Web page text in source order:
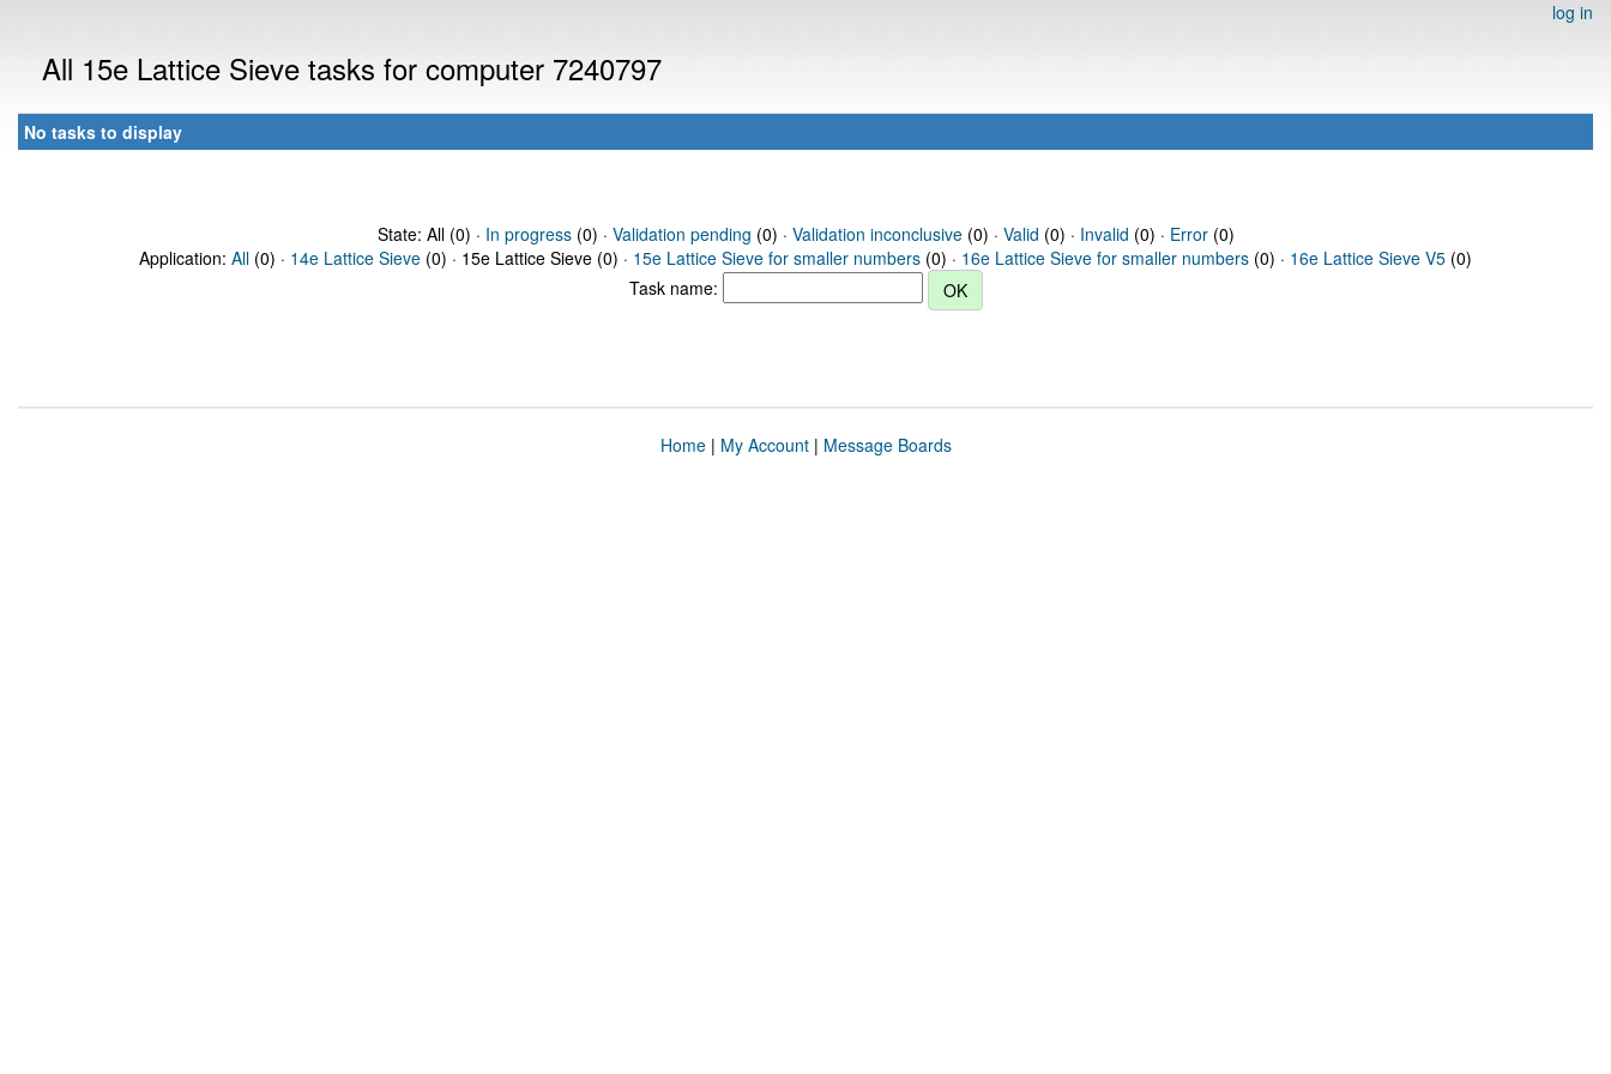
log in
All 15e Lattice Sieve tasks for computer 7240797
No tasks to display
State: All (0) · In progress(0) · Validation pending (0) · Validation inconclusive(0) · Valid (0) · Invalid (0) · Error(0)
Application: All (0) · 14e Lattice Sieve (0) · 15e Lattice Sieve (0) · 15e Lattice Sieve for smaller numbers (0) · 16e Lattice Sieve for smaller numbers (0) · 16e Lattice Sieve V5 (0)
Task name:
Home| My Account| Message Boards